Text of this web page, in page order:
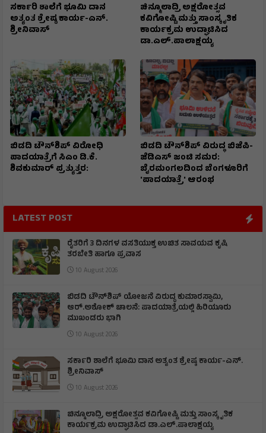
ಸರ್ಕಾರಿ ಶಾಲೆಗೆ ಭೂಮಿ ದಾನ
ಅತ್ಯಂತ ಶ್ರೇಷ್ಠ ಕಾರ್ಯ-ಎನ್.
ಶ್ರೀನಿವಾಸ್
ಚಿನ್ಮೂಲಾದ್ರಿ ಅಕ್ಷರೋತ್ಸವ
ಕವಿಗೋಷ್ಟಿ ಮತ್ತು ಸಾಂಸ್ಕೃತಿಕ
ಕಾರ್ಯಕ್ರಮ ಉದ್ಘಾಟಿಸಿದ
ಡಾ.ಎಲ್.ಪಾಲಾಕ್ಷಯ್ಯ
ಬಿಡದಿ ಟೌನ್‌ಶಿಪ್ ವಿರೋಧಿ
ಪಾದಯಾತ್ರೆಗೆ ಸಿಎಂ ಡಿ.ಕೆ.
ಶಿವಕುಮಾರ್ ಪ್ರತ್ಯುತ್ತರ:
ಬಿಡದಿ ಟೌನ್‌ಶಿಪ್ ವಿರುದ್ಧ ಬಿಜೆಪಿ-
ಜೆಡಿಎಸ್ ಜಂಟಿ ಸಮರ:
ಬೈರಮಂಗಲದಿಂದ ಬೆಂಗಳೂರಿಗೆ
'ಪಾದಯಾತ್ರೆ' ಆರಂಭ
LATEST POST
ರೈತರಿಗೆ 3 ದಿನಗಳ ವಸತಿಯುಕ್ತ ಉಚಿತ ಸಾವಯವ ಕೃಷಿ
ತರಬೇತಿ ಹಾಗೂ ಪ್ರವಾಸ
10 August 2026
ಬಿಡದಿ ಟೌನ್‌ಶಿಪ್‌ ಯೋಜನೆ ವಿರುದ್ಧ ಕುಮಾರಸ್ವಾಮಿ,
ಆರ್.ಅಶೋಕ್ ಚಾಲನೆ: ಪಾದಯಾತ್ರೆಯಲ್ಲಿ ಹಿರಿಯೂರು
ಮುಖಂಡರು ಭಾಗಿ
10 August 2026
ಸರ್ಕಾರಿ ಶಾಲೆಗೆ ಭೂಮಿ ದಾನ ಅತ್ಯಂತ ಶ್ರೇಷ್ಠ ಕಾರ್ಯ-ಎನ್.
ಶ್ರೀನಿವಾಸ್
10 August 2026
ಚಿನ್ಮೂಲಾದ್ರಿ ಅಕ್ಷರೋತ್ಸವ ಕವಿಗೋಷ್ಟಿ ಮತ್ತು ಸಾಂಸ್ಕೃತಿಕ
ಕಾರ್ಯಕ್ರಮ ಉದ್ಘಾಟಿಸಿದ ಡಾ.ಎಲ್.ಪಾಲಾಕ್ಷಯ್ಯ